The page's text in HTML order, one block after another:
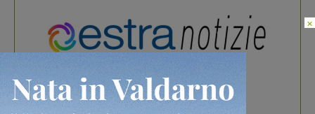
In vetrina 3 Agosto 2026
×